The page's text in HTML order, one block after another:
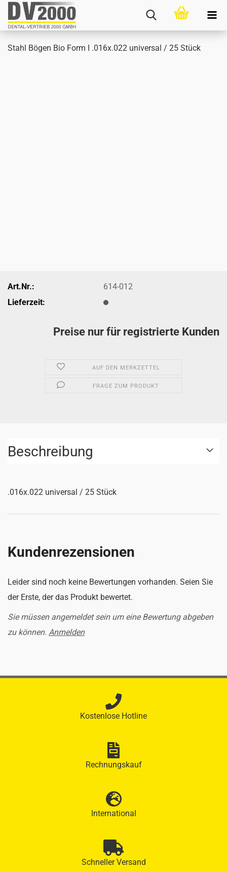
Stahl Bögen Bio Form I .016x.022 uni­ver­sal / 25 Stück
Art.Nr.:
614-012
Lieferzeit:
Preise nur für registrierte Kunden
AUF DEN MERKZETTEL
FRAGE ZUM PRODUKT
Beschreibung
.016x.022 universal / 25 Stück
Kundenrezensionen
Leider sind noch keine Bewertungen vorhanden. Seien Sie
der Erste, der das Produkt bewertet.
Sie müssen angemeldet sein um eine Bewertung abgeben
zu können. Anmelden
Kostenlose Hotline
Rechnungskauf
International
Schneller Versand